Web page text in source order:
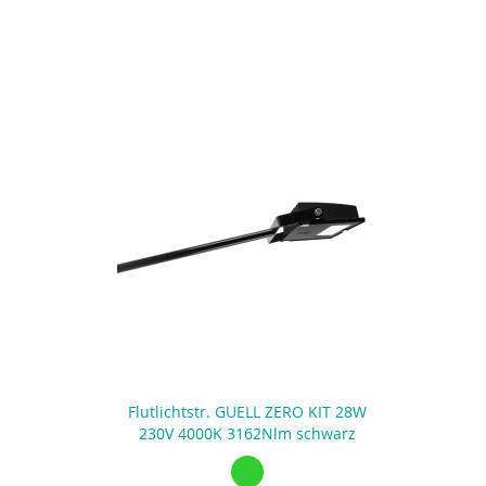
Flutlichtstr. GUELL ZERO KIT 28W
230V 4000K 3162Nlm schwarz